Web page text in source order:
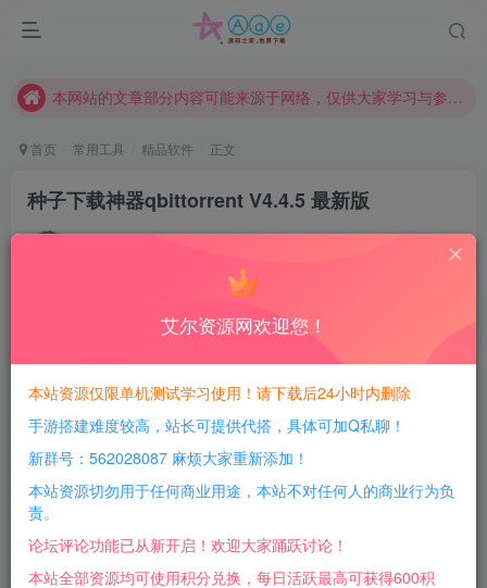
现在赞助会员享受专属折扣，详情点击此条公告。
本网站的文章部分内容可能来源于网络，仅供大家学习与参考，如有侵权，请联系站长QQ466107887进行删除处理。
首页 常用工具 精品软件 正文
种子下载神器qbittorrent V4.4.5 最新版
关注
每日活跃最高可获得600积分！所有资源可以使用
积分免费兑换！
qBittorrent是最好用的免费开源BitTorrent客户端，磁力
链接BT种子下载工具，无视敏感及版权
文件
艾尔资源网欢迎您！
本站资源仅限单机测试学习使用！请下载后24小时内删除
手游搭建难度较高，站长可提供代搭，具体可加Q私聊！
新群号：562028087 麻烦大家重新添加！
本站资源切勿用于任何商业用途，本站不对任何人的商业行为负
责。
论坛评论功能已从新开启！欢迎大家踊跃讨论！
本站全部资源均可使用积分兑换，每日活跃最高可获得600积